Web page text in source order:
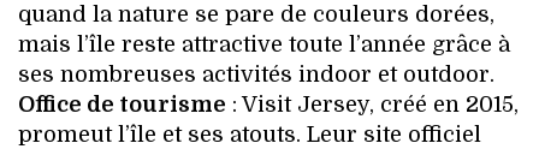
quand la nature se pare de couleurs dorées,
mais l’île reste attractive toute l’année grâce à
ses nombreuses activités indoor et outdoor.
Office de tourisme : Visit Jersey, créé en 2015,
promeut l’île et ses atouts. Leur site officiel